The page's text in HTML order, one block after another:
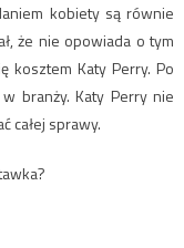
kobiety są równie
że nie opowiada o tym
kosztem Katy Perry. Po
branży. Katy Perry nie
całej sprawy.